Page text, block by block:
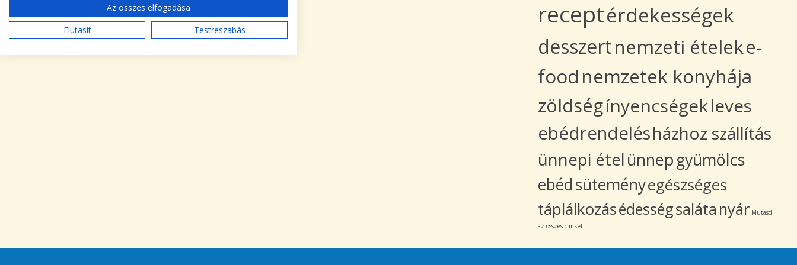
receptérdekességek
desszertnemzeti ételeke-
food nemzetek konyhája
zöldségínyencségekleves
ebédrendelésházhoz szállítás
ünnepi ételünnepgyümölcs
ebédsüteményegészséges
táplálkozásédességsaláta nyár Mutasd
az összes címkét
Az összes elfogadása
Elutasít
Testreszabás